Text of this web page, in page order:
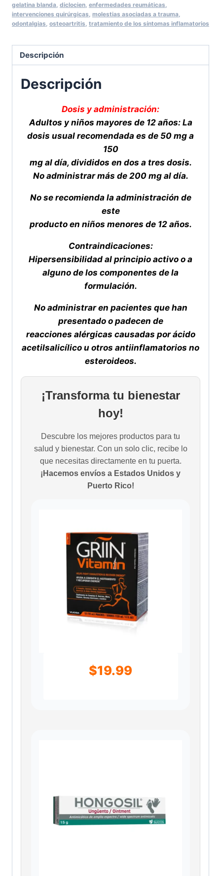
blanda
cantidad
gelatina blanda diclocien enfermedades reumáticas
intervenciones quirúrgicas molestias asociadas a trauma
odontalgias osteoartritis tratamiento de los síntomas inflamatorios
Descripción
Descripción
Dosis y administración:
Adultos y niños mayores de 12 años: La
dosis usual recomendada es de 50 mg a
150
mg al día, divididos en dos a tres dosis.
No administrar más de 200 mg al día.
No se recomienda la administración de
este
producto en niños menores de 12 años.
Contraindicaciones:
Hipersensibilidad al principio activo o a
alguno de los componentes de la
formulación.
No administrar en pacientes que han
presentado o padecen de
reacciones alérgicas causadas por ácido
acetilsalicílico u otros antiinflamatorios no
esteroideos.
¡Transforma tu bienestar
hoy!
Descubre los mejores productos para tu
salud y bienestar. Con un solo clic, recibe lo
que necesitas directamente en tu puerta.
¡Hacemos envíos a Estados Unidos y
Puerto Rico!
$19.99